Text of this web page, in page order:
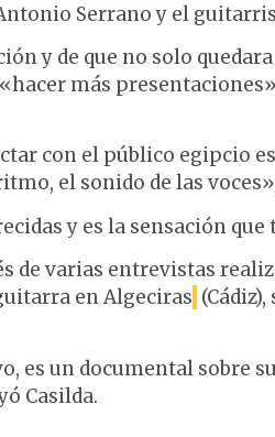
Serrano y el
y de que no solo
más
con el público egipcio
el sonido de las
y es la sensación que
varias entrevistas
en Algeciras
es un documental sobre
Casilda.